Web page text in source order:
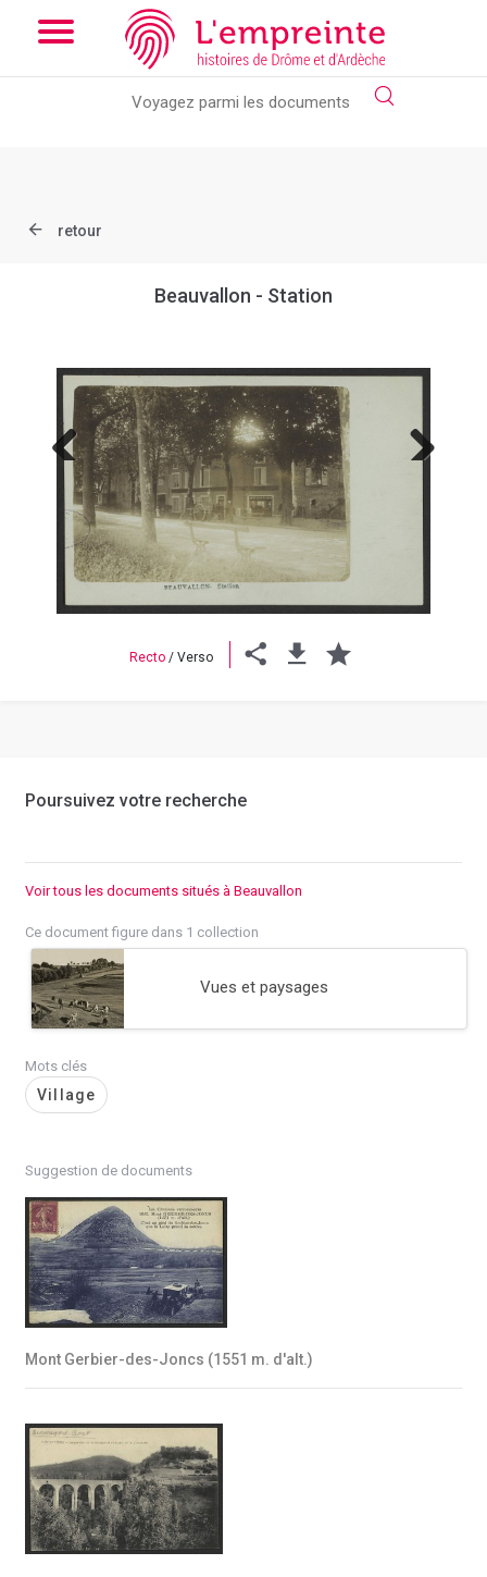
Array ( [slug] => document [ref] => B263626101_CP182 )
the new slick-theme.css if you want the default styling
retour
Beauvallon - Station
Previous
Recto / Verso
Poursuivez votre recherche
Voir tous les documents situés à Beauvallon
Ce document figure dans 1 collection
Vues et paysages
Mots clés
Village
Suggestion de documents
Mont Gerbier-des-Joncs (1551 m. d'alt.)